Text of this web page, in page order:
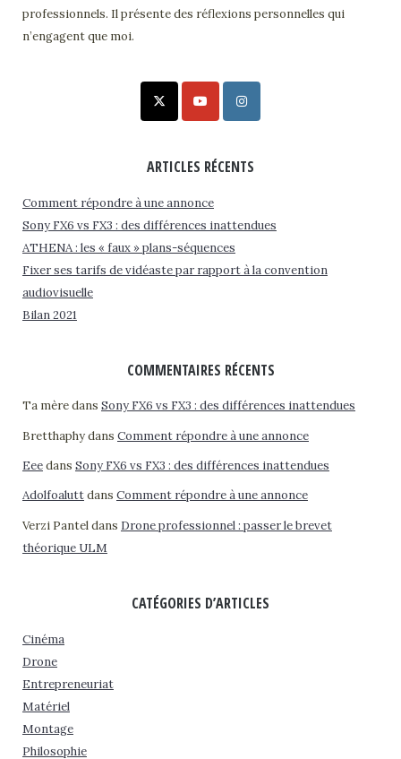
professionnels. Il présente des réflexions personnelles qui
n’engagent que moi.
ARTICLES RÉCENTS
Comment répondre à une annonce
Sony FX6 vs FX3 : des différences inattendues
ATHENA : les « faux » plans-séquences
Fixer ses tarifs de vidéaste par rapport à la convention
audiovisuelle
Bilan 2021
COMMENTAIRES RÉCENTS
Ta mèredans Sony FX6 vs FX3 : des différences inattendues
Bretthaphydans Comment répondre à une annonce
Eeedans Sony FX6 vs FX3 : des différences inattendues
Adolfoaluttdans Comment répondre à une annonce
Verzi Panteldans Drone professionnel : passer le brevet
théorique ULM
CATÉGORIES D’ARTICLES
Cinéma
Drone
Entrepreneuriat
Matériel
Montage
Philosophie